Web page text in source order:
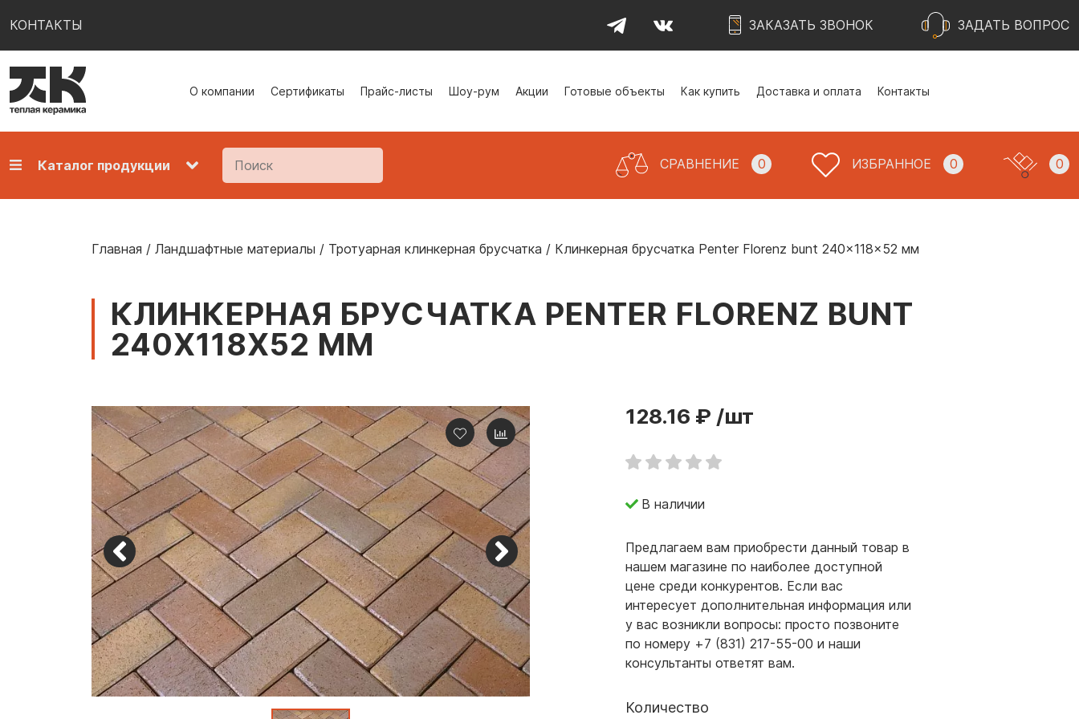
КОНТАКТЫ ЗАКАЗАТЬ ЗВОНОК ЗАДАТЬ ВОПРОС
О компании Сертификаты Прайс-листы Шоу-рум Акции Готовые объекты Как купить Доставка и оплата Контакты
Каталог продукции СРАВНЕНИЕ 0 ИЗБРАННОЕ 0 0
Главная / Ландшафтные материалы / Тротуарная клинкерная брусчатка / Клинкерная брусчатка Penter Florenz bunt 240x118x52 мм
КЛИНКЕРНАЯ БРУСЧАТКА PENTER FLORENZ BUNT
240X118X52 ММ
128.16 ₽ /шт
В наличии
Предлагаем вам приобрести данный товар в
нашем магазине по наиболее доступной
цене среди конкурентов. Если вас
интересует дополнительная информация или
у вас возникли вопросы: просто позвоните
по номеру +7 (831) 217-55-00 и наши
консультанты ответят вам.
Количество